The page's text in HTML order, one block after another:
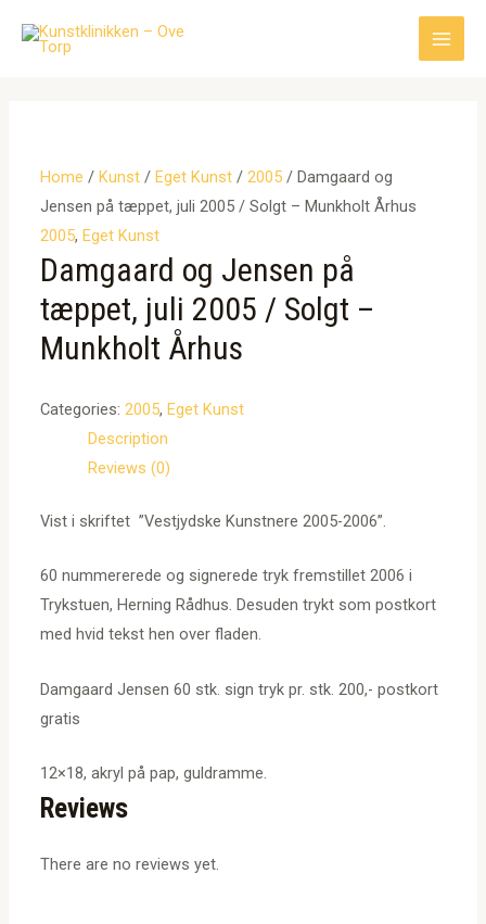
Main
Home /Kunst /Eget Kunst /2005 / Damgaard og
Jensen på tæppet, juli 2005 / Solgt – Munkholt Århus
2005,Eget Kunst
Damgaard og Jensen på
tæppet, juli 2005 / Solgt –
Munkholt Århus
Categories:2005,Eget Kunst
Description
Reviews (0)
Vist i skriftet ”Vestjydske Kunstnere 2005-2006”.
60 nummererede og signerede tryk fremstillet 2006 i
Trykstuen, Herning Rådhus. Desuden trykt som postkort
med hvid tekst hen over fladen.
Damgaard Jensen 60 stk. sign tryk pr. stk. 200,- postkort
gratis
12×18, akryl på pap, guldramme.
Reviews
There are no reviews yet.